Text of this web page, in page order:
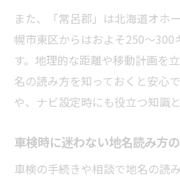
車検サービス利用時の
また、「常呂郡」は北海道オホ
幌市東区からはおよそ250〜300
す。地理的な距離や移動計画を
名の読み方を知っておくと安心
や、ナビ設定時にも役立つ知識と
車検時に迷わない地名読み方
車検の手続きや相談で地名の読